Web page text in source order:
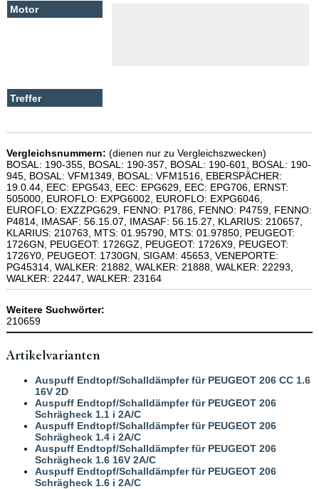
Vergleichsnummern: (dienen nur zu Vergleichszwecken)
BOSAL: 190-355, BOSAL: 190-357, BOSAL: 190-601, BOSAL: 190-
945, BOSAL: VFM1349, BOSAL: VFM1516, EBERSPÄCHER:
19.0.44, EEC: EPG543, EEC: EPG629, EEC: EPG706, ERNST:
505000, EUROFLO: EXPG6002, EUROFLO: EXPG6046,
EUROFLO: EXZZPG629, FENNO: P1786, FENNO: P4759, FENNO:
P4814, IMASAF: 56.15.07, IMASAF: 56.15.27, KLARIUS: 210657,
KLARIUS: 210763, MTS: 01.95790, MTS: 01.97850, PEUGEOT:
1726GN, PEUGEOT: 1726GZ, PEUGEOT: 1726X9, PEUGEOT:
1726Y0, PEUGEOT: 1730GN, SIGAM: 45653, VENEPORTE:
PG45314, WALKER: 21882, WALKER: 21888, WALKER: 22293,
WALKER: 22447, WALKER: 23164
Weitere Suchwörter:
210659
Artikelvarianten
Auspuff Endtopf/Schalldämpfer für PEUGEOT 206 CC 1.6
16V 2D
Auspuff Endtopf/Schalldämpfer für PEUGEOT 206
Schrägheck 1.1 i 2A/C
Auspuff Endtopf/Schalldämpfer für PEUGEOT 206
Schrägheck 1.4 i 2A/C
Auspuff Endtopf/Schalldämpfer für PEUGEOT 206
Schrägheck 1.6 16V 2A/C
Auspuff Endtopf/Schalldämpfer für PEUGEOT 206
Schrägheck 1.6 i 2A/C